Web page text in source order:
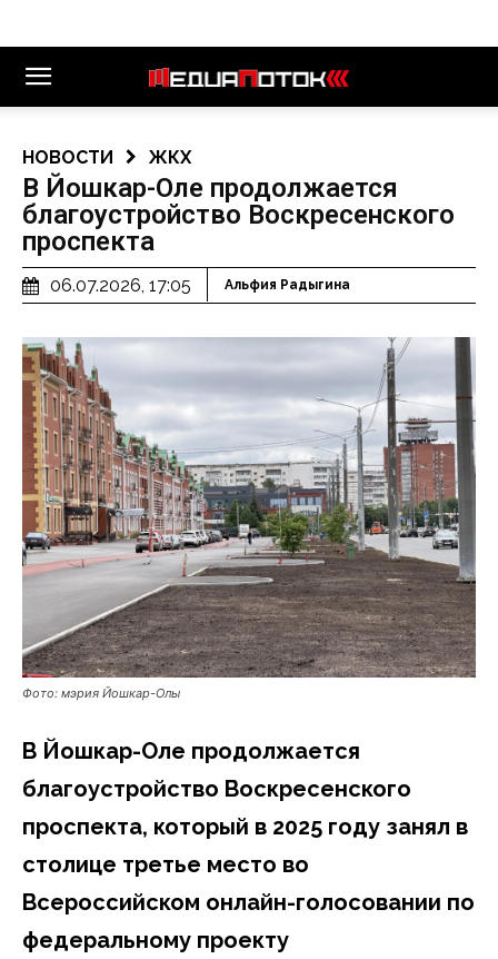
НОВОСТИ ЖКХ
В Йошкар-Оле продолжается
благоустройство Воскресенского
проспекта
06.07.2026, 17:05 Альфия Радыгина
Фото: мэрия Йошкар-Олы
В Йошкар-Оле продолжается
благоустройство Воскресенского
проспекта, который в 2025 году занял в
столице третье место во
Всероссийском онлайн-голосовании по
федеральному проекту